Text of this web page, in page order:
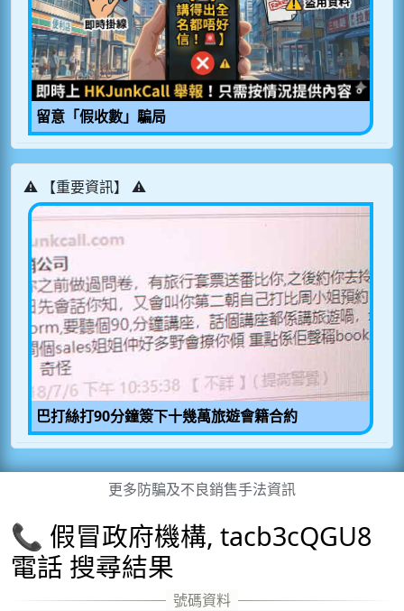
留意「假收數」騙局
⚠️ 【重要資訊】 ⚠️
巴打絲打90分鐘簽下十幾萬旅遊會籍合約
更多防騙及不良銷售手法資訊
📞 假冒政府機構, tacb3cQGU8
電話 搜尋結果